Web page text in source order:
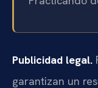
Publicidad legal.
garantizan un